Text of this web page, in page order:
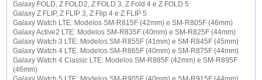
Galaxy FOLD, Z FOLD2, Z FOLD 3, Z Fold 4 e Z FOLD 5
Galaxy Z FLIP, Z FLIP 3, Z Flip 4 e Z FLIP 5
Galaxy Watch LTE: Modelos SM-R815F (42mm) e SM-R805F (46mm)
Galaxy Active2 LTE: Modelos SM-R835F (40mm) e SM-R825F (44mm)
Galaxy Watch 3 LTE: Modelos SM-R855F (41mm) e SM-R845F (45mm)
Galaxy Watch 4 LTE: Modelos SM-R865F (40mm) e SM-R875F (44mm)
Galaxy Watch 4 Classic LTE: Modelos SM-R885F (42mm) e SM-R895F
(46mm)